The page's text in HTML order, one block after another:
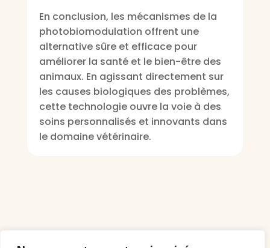
En conclusion, les mécanismes de la
photobiomodulation offrent une
alternative sûre et efficace pour
améliorer la santé et le bien-être des
animaux. En agissant directement sur
les causes biologiques des problèmes,
cette technologie ouvre la voie à des
soins personnalisés et innovants dans
le domaine vétérinaire.